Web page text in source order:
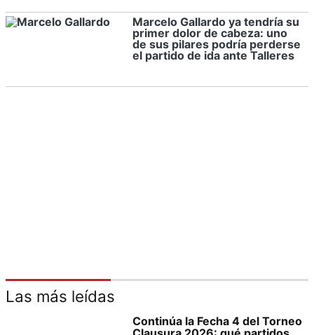
Marcelo Gallardo ya tendría su
primer dolor de cabeza: uno
de sus pilares podría perderse
el partido de ida ante Talleres
Las más leídas
Continúa la Fecha 4 del Torneo